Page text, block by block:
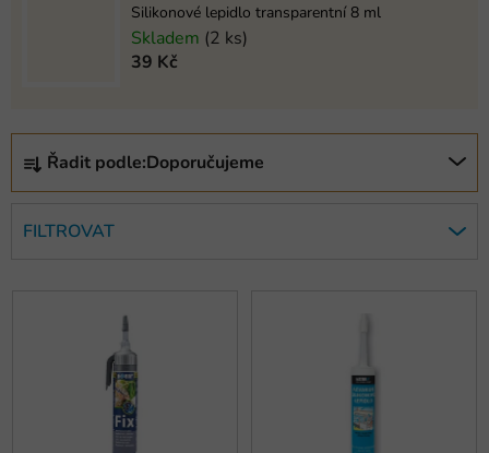
Silikonové lepidlo transparentní 8 ml
Skladem (2 ks)
39 Kč
Ř
z
Řadit podle:Doporučujeme
FILTROVAT